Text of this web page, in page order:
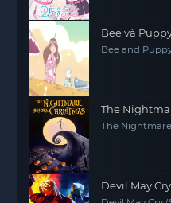
Bee và
Bee and
The
The
Devil May